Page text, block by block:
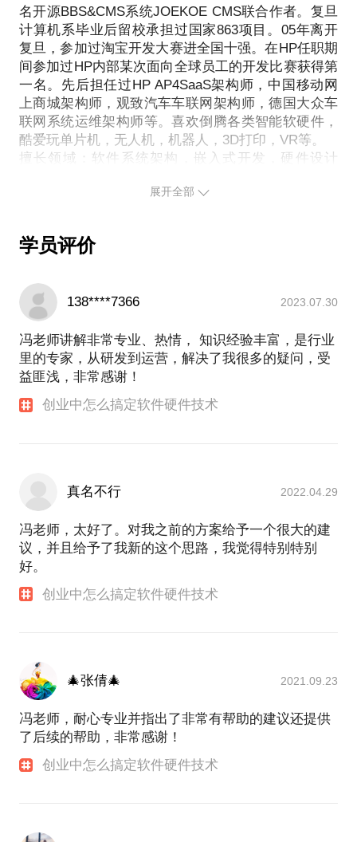
根据您的具体情况给出个人的意见和建议。
肯定有我回答不上的，但是找到我就等于打开了一扇
门，来看看我的后援团：刘师兄（创Kickstarter中国
公司获最大众筹金额，3D打印专家）、王师弟（国内
FPGA顶尖专家）、周同学（驭势科技合伙人，国内
顶尖无人驾驶领域专家）、李总工（国内光学领域顶
名开源BBS&CMS系统JOEKOE CMS联合作者。复旦
计算机系毕业后留校承担过国家863项目。05年离开
复旦，参加过淘宝开发大赛进全国十强。在HP任职期
间参加过HP内部某次面向全球员工的开发比赛获得第
一名。先后担任过HP AP4SaaS架构师，中国移动网
上商城架构师，观致汽车车联网架构师，德国大众车
联网系统运维架构师等。喜欢倒腾各类智能软硬件，
酷爱玩单片机，无人机，机器人，3D打印，VR等。
擅长领域：软件系统架构，嵌入式开发，硬件设计
展开全部
学员评价
138****7366 2023.07.30
冯老师讲解非常专业、热情， 知识经验丰富，是行业
里的专家，从研发到运营，解决了我很多的疑问，受
益匪浅，非常感谢！
创业中怎么搞定软件硬件技术
真名不行 2022.04.29
冯老师，太好了。对我之前的方案给予一个很大的建
议，并且给予了我新的这个思路，我觉得特别特别
好。
创业中怎么搞定软件硬件技术
🎄张倩🎄 2021.09.23
冯老师，耐心专业并指出了非常有帮助的建议还提供
了后续的帮助，非常感谢！
创业中怎么搞定软件硬件技术